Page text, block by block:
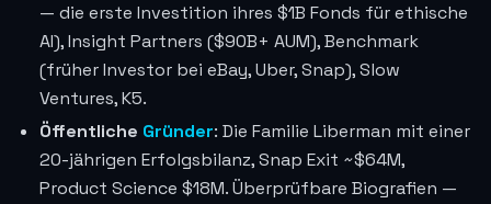
— die erste Investition ihres $1B Fonds für ethische
AI), Insight Partners ($90B+ AUM), Benchmark
(früher Investor bei eBay, Uber, Snap), Slow
Ventures, K5.
Öffentliche Gründer: Die Familie Liberman mit einer
20-jährigen Erfolgsbilanz, Snap Exit ~$64M,
Product Science $18M. Überprüfbare Biografien —